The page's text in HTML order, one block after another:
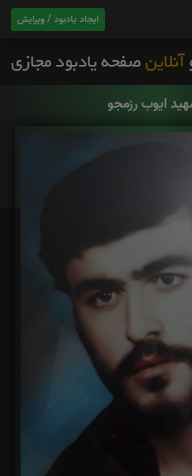
ایجاد یادبود / ویرایش
ایوب رزمجو